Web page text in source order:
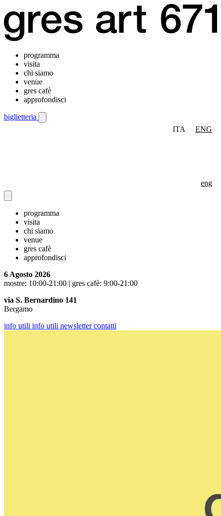
programma
visita
chi siamo
venue
gres cafè
approfondisci
biglietteria
ITA
ENG
eng
programma
visita
chi siamo
venue
gres cafè
approfondisci
6 Agosto 2026
mostre: 10:00-21:00 | gres cafè: 9:00-21:00
via S. Bernardino 141
Bergamo
info utili info utili newslettercontatti